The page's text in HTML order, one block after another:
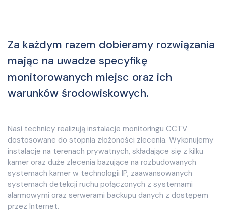
Za każdym razem dobieramy rozwiązania
mając na uwadze specyfikę
monitorowanych miejsc oraz ich
warunków środowiskowych.
Nasi technicy realizują instalacje monitoringu CCTV
dostosowane do stopnia złożoności zlecenia. Wykonujemy
instalacje na terenach prywatnych, składające się z kilku
kamer oraz duże zlecenia bazujące na rozbudowanych
systemach kamer w technologii IP, zaawansowanych
systemach detekcji ruchu połączonych z systemami
alarmowymi oraz serwerami backupu danych z dostępem
przez Internet.